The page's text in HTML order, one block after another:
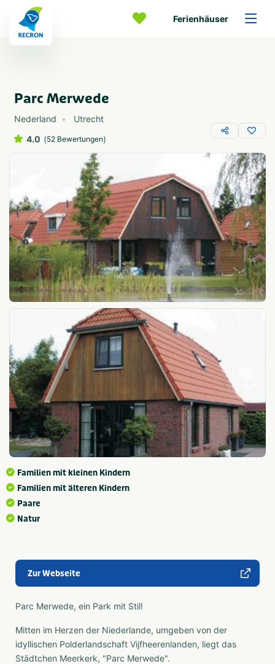
Ferienhäuser
Parc Merwede
Nederland
Utrecht
4.0 (52 Bewertungen)
Familien mit kleinen Kindern
Familien mit älteren Kindern
Paare
Natur
Zur Webseite
Parc Merwede, ein Park mit Stil!
Mitten im Herzen der Niederlande, umgeben von der
idyllischen Polderlandschaft Vijfheerenlanden, liegt das
Städtchen Meerkerk, "Parc Merwede".